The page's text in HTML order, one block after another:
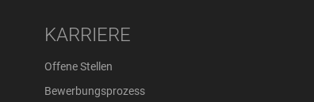
KARRIERE
Offene Stellen
Bewerbungsprozess